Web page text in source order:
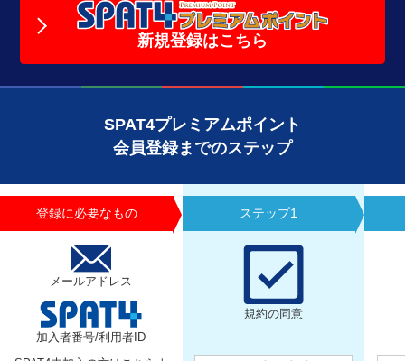
新規登録はこちら
SPAT4プレミアムポイント
会員登録までのステップ
登録に必要なもの
メールアドレス
加入者番号/利用者ID
ステップ1
規約の同意